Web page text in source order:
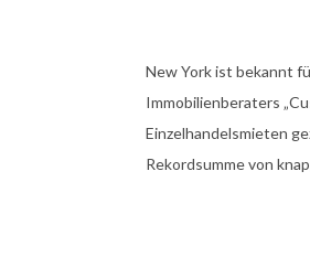
New York ist bekannt
Immobilienberaters
Einzelhandelsmieten
Rekordsumme von